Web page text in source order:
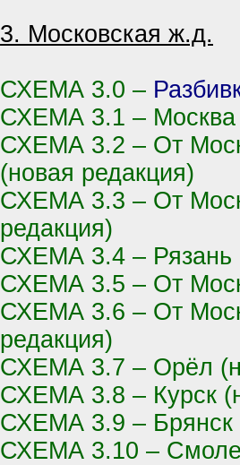
3. Московская ж.д.
СХЕМА 3.0 –
СХЕМА 3.1 – Москва
СХЕМА 3.2 – От
(новая редакция)
СХЕМА 3.3 – От
редакция)
СХЕМА 3.4 – Рязань
СХЕМА 3.5 – От
СХЕМА 3.6 – От
редакция)
СХЕМА 3.7 – Орёл
СХЕМА 3.8 – Курск
СХЕМА 3.9 – Брянск
СХЕМА 3.10 –